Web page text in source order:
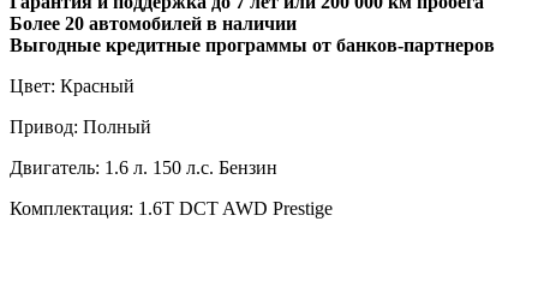
Более 20 автомобилей в наличии
Выгодные кредитные программы от банков-партнеров
Цвет: Красный
Привод: Полный
Двигатель: 1.6 л. 150 л.с. Бензин
Комплектация: 1.6T DCT AWD Prestige